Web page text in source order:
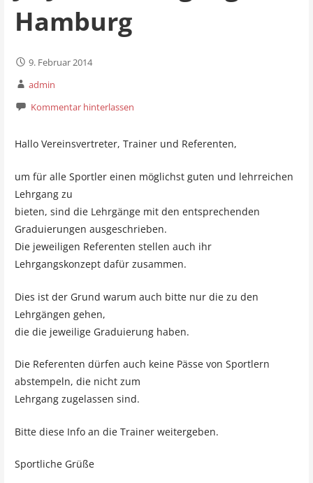
Hamburg
9. Februar 2014
admin
Kommentar hinterlassen
Hallo Vereinsvertreter, Trainer und Referenten,
um für alle Sportler einen möglichst guten und lehrreichen
Lehrgang zu
bieten, sind die Lehrgänge mit den entsprechenden
Graduierungen ausgeschrieben.
Die jeweiligen Referenten stellen auch ihr
Lehrgangskonzept dafür zusammen.
Dies ist der Grund warum auch bitte nur die zu den
Lehrgängen gehen,
die die jeweilige Graduierung haben.
Die Referenten dürfen auch keine Pässe von Sportlern
abstempeln, die nicht zum
Lehrgang zugelassen sind.
Bitte diese Info an die Trainer weitergeben.
Sportliche Grüße